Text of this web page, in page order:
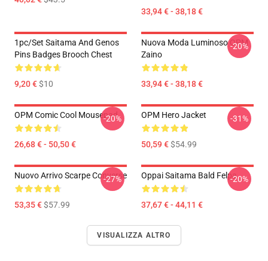
33,94 € - 38,18 €
1pc/set Saitama And Genos
Pins Badges Brooch Chest
9,20 €$10
Nuova Moda Luminoso OPM
Zaino
33,94 € - 38,18 €
-20%
OPM Comic Cool Mousepad
26,68 € - 50,50 €
-20% OPM Hero Jacket
50,59 €$54.99
-31%
Nuovo Arrivo Scarpe Converse
53,35 €$57.99
-27% Oppai Saitama Bald Felpa
37,67 € - 44,11 €
-20%
VISUALIZZA ALTRO